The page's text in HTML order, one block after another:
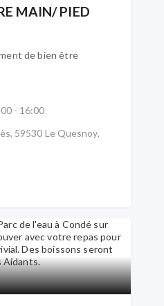
RITUEL BIEN ETRE MAIN/ PIED
de bien être
- 16:00
59530 Le Quesnoy,